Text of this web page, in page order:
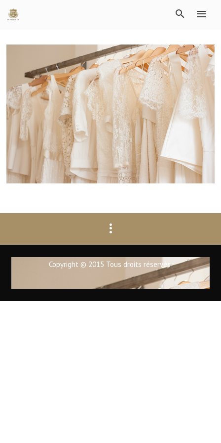
Copyright © 2015 Tous droits réservés